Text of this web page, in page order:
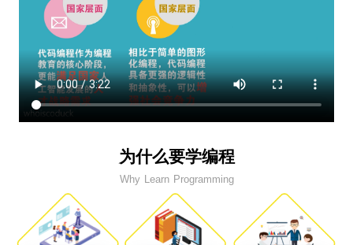
为什么要学编程
Why Learn Programming